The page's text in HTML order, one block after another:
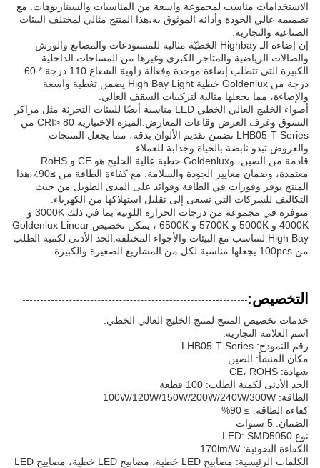
الاستخدامات مناسب لمجموعة واسعة من المناسبات والسيناريوهات. مع
تصميمه عالي الجودة وأدائه الموثوق به،هذا المنتج مثالي لمختلف البيئات
الصناعية والتجارية.
إن إضاءة الـ Highbay الخطيّة مثالية للمستودعات والمصانع والورش
والصالات الرياضية والمتاجر الكبرى وغيرها من المساحات الداخلية
الكبيرة التي تتطلب إضاءة موحدة وفعالة.زاوية الشعاع 110 درجة * 60
درجة من Goldenlux خطية High Bay Light يضمن تغطية واسعة
والإضاءة، مما يجعلها مثالية لتركيبات السقف العالي.
أضواء الخليج العالي الخطي LED مناسبة أيضًا للبيئات التجزئة مثل مراكز
التسوق وغرف العرض وقاعات المعارض.الميزة الاختيارية CRI> 80 من
LHB05-T-Series تضمن تقديم الألوان بدقة، مما يجعل المنتجات
والعروض تبدو نابضة بالحياة وجذابة للعملاء.
قادمة من الصين، وGoldenlux خطية عالية الخليج هو CE و RoHS
معتمدة، وضمان معايير الجودة والسلامة. مع كفاءة الطاقة من ≥90٪،هذا
المنتج يوفر وفورات في الطاقة وفوائد على المدى الطويل من حيث
التكاليف للشركات التي تسعى إلى تقليل استهلاكها من الكهرباء.
متوفرة في مجموعة من درجات الحرارة اللونية بما في ذلك 3000K و
4000K و 5000K و 5700K و 6500K ، يمكن تخصيص Goldenlux Linear
High Bay لتتناسب مع البيئات والأجواء المختلفة.الحد الأدنى لكمية الطلب
من 100pcs يجعلها مناسبة لكل من المشاريع الصغيرة والكبيرة.
التخصيص:
خدمات تخصيص المنتج لمنتج الخليج العالي الخطي:
اسم العلامة التجارية:
رقم النموذج: LHB05-T-Series
مكان المنشأ: الصين
شهادة: CE، ROHS
الحد الأدنى لكمية الطلب: 100 قطعة
الطاقة: 100W/120W/150W/200W/240W/300W
كفاءة الطاقة: ≥ 90%
الضمان: 5 سنوات
نوع LED: SMD5050
الكفاءة الضوئية: 170lm/W
الكلمات الرئيسية: مصابيح LED خطية، مصابيح LED خطية، مصابيح LED